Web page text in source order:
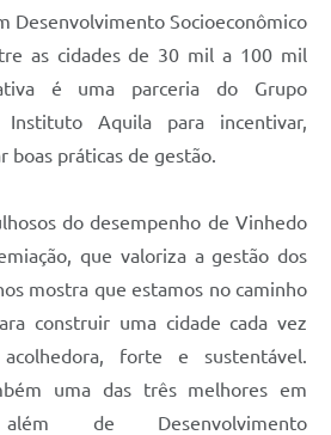
Desenvolvimento Socioeconômico
as cidades de 30 mil a 100 mil
é uma parceria do Grupo
Aquila para incentivar,
boas práticas de gestão.
do desempenho de Vinhedo
que valoriza a gestão dos
mostra que estamos no caminho
construir uma cidade cada vez
forte e sustentável.
uma das três melhores em
além de Desenvolvimento